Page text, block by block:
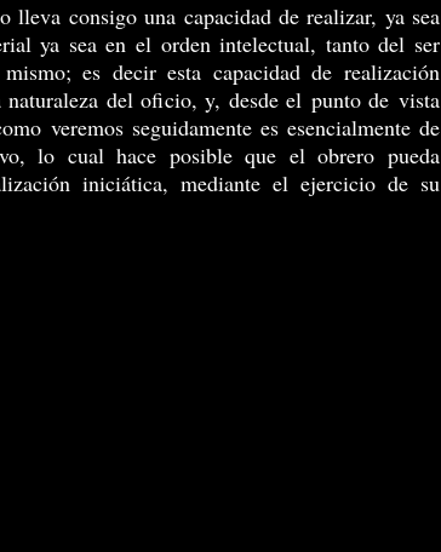
lleva consigo una capacidad de realizar, ya sea
ya sea en el orden intelectual, tanto del ser
es decir esta capacidad de realización
del oficio, y, desde el punto de vista
veremos seguidamente es esencialmente de
lo cual hace posible que el obrero pueda
iniciática, mediante el ejercicio de su